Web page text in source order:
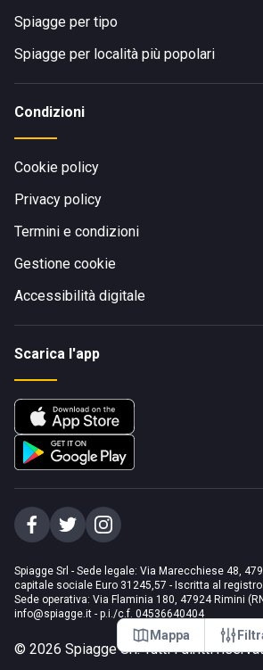
Mappa
Spiagge per tipo
Spiagge per località più popolari
Condizioni
Cookie policy
Privacy policy
Termini e condizioni
Gestione cookie
Accessibilità digitale
Scarica l'app
Spiagge Srl - Sede legale: Via Marecchiese 48,
capitale sociale Euro 31245,57 - Iscritta al
Sede operativa: Via Flaminia 180, 47924 Rimini
info@spiagge.it - p.i./c.f. 04536640404
© 2026 Spiagge Srl. Tutti i diritti